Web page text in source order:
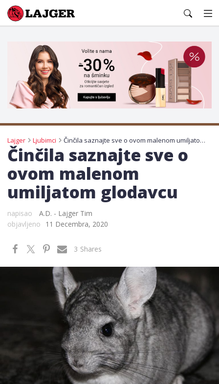
Lajger
Lajger Ljubimci Činčila saznajte sve o ovom malenom umiljatom glodavcu
Činčila saznajte sve o
ovom malenom
umiljatom glodavcu
napisao
A.D. - Lajger Tim
objavljeno
11 Decembra, 2020
Shares
3